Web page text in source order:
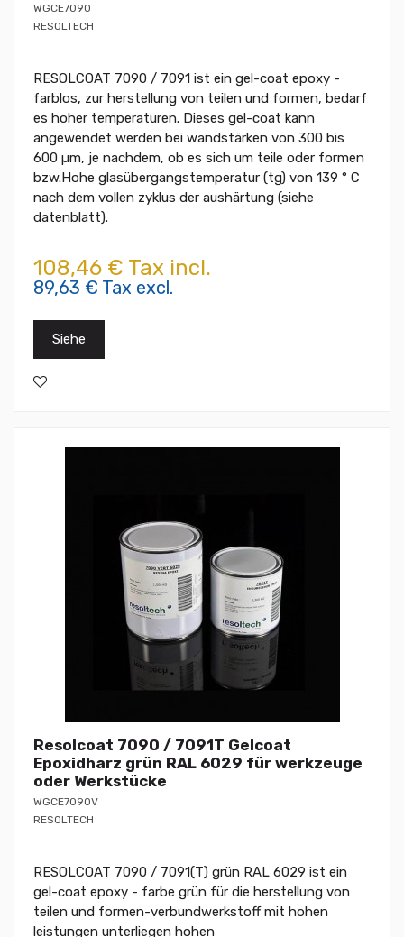
WGCE7090
RESOLTECH
RESOLCOAT 7090 / 7091 ist ein gel-coat epoxy -
farblos, zur herstellung von teilen und formen, bedarf
es hoher temperaturen. Dieses gel-coat kann
angewendet werden bei wandstärken von 300 bis
600 µm, je nachdem, ob es sich um teile oder formen
bzw.Hohe glasübergangstemperatur (tg) von 139 ° C
nach dem vollen zyklus der aushärtung (siehe
datenblatt).
108,46 € Tax incl.
89,63 € Tax excl.
Siehe
Resolcoat 7090 / 7091T Gelcoat
Epoxidharz grün RAL 6029 für werkzeuge
oder Werkstücke
WGCE7090V
RESOLTECH
RESOLCOAT 7090 / 7091(T) grün RAL 6029 ist ein
gel-coat epoxy - farbe grün für die herstellung von
teilen und formen-verbundwerkstoff mit hohen
leistungen unterliegen hohen